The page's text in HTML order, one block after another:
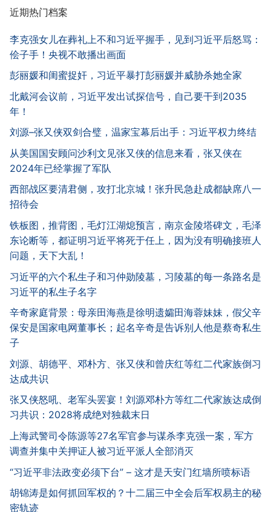
近期热门档案
李克强女儿在葬礼上不和习近平握手，见到习近平后怒骂：
侩子手！央视不敢播出画面
彭丽媛和闺蜜捉奸，习近平暴打彭丽媛并威胁杀她全家
北戴河会议前，习近平发出试探信号，自己要干到2035
年！
刘源–张又侠双剑合璧，温家宝幕后出手：习近平权力终结
从美国国安顾问沙利文见张又侠的信息来看，张又侠在
2024年已经掌握了军队
西部战区要清君侧，攻打北京城！张升民急赴成都缺席八一
招待会
铁板图，推背图，毛灯江湖熄预言，南京金陵塔碑文，毛泽
东论断等，都证明习近平将死于任上，因为没有明确接班人
问题，天下大乱！
习近平的六个私生子和习仲勋陵墓，习陵墓的每一条路名是
习近平的私生子名字
辛奇家庭背景：母亲田海燕是徐明遗孀田海蓉妹妹，假父辛
保安是国家电网董事长；起名辛奇是告诉别人他是蔡奇私生
子
刘源、胡德平、邓朴方、张又侠和曾庆红等红二代家族倒习
达成共识
张又侠怒吼、老军头罢宴！刘源邓朴方等红二代家族达成倒
习共识：2028将成绝对独裁末日
上海武警司令陈源等27名军官参与谋杀李克强一案，军方
调查并集中关押证人被习近平派人全部消灭
“习近平非法政变必须下台” – 这才是天安门红墙所喷标语
胡锦涛是如何抓回军权的？十二届三中全会后军权易主的秘
密轨迹